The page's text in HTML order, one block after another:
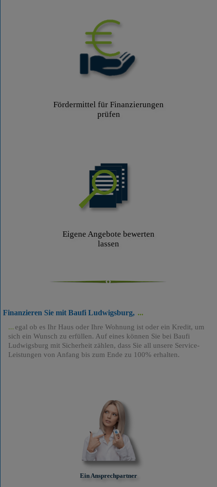
Fördermittel für Finanzierungen
prüfen
Eigene Angebote bewerten
lassen
Finanzieren Sie mit Baufi Ludwigsburg,
egal ob es Ihr Haus oder Ihre Wohnung ist oder ein Kredit, um
sich ein Wunsch zu erfüllen. Auf eines können Sie bei Baufi
Ludwigsburg mit Sicherheit zählen, dass Sie all unsere Service-
Leistungen von Anfang bis zum Ende zu 100% erhalten.
Ein Ansprechpartner